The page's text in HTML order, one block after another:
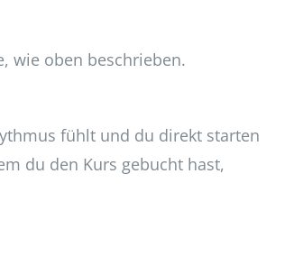
wie oben beschrieben.
fühlt und du direkt starten
du den Kurs gebucht hast,